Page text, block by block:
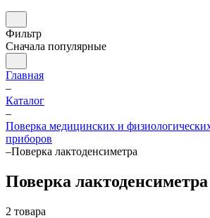
Фильтр
Сначала популярные
Главная
–
Каталог
–
Поверка медицинских и
приборов
–Поверка лактоденсиметра
Поверка лактоденсиметра
2 товара